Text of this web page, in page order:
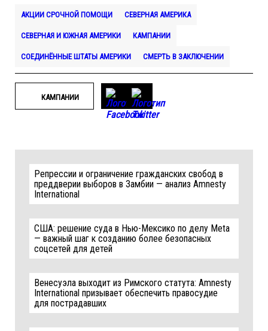
АКЦИИ СРОЧНОЙ ПОМОЩИ СЕВЕРНАЯ АМЕРИКА
СЕВЕРНАЯ И ЮЖНАЯ АМЕРИКИ КАМПАНИИ
СОЕДИНЁННЫЕ ШТАТЫ АМЕРИКИ СМЕРТЬ В ЗАКЛЮЧЕНИИ
КАМПАНИИ
Репрессии и ограничение гражданских свобод в
преддверии выборов в Замбии — анализ Amnesty
International
США: решение суда в Нью-Мексико по делу Meta
— важный шаг к созданию более безопасных
соцсетей для детей
Венесуэла выходит из Римского статута: Amnesty
International призывает обеспечить правосудие
для пострадавших